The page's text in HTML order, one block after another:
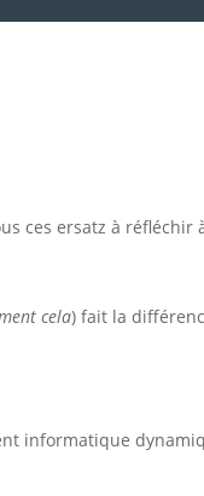
ces ersatz à réfléchir
cela) fait la
informatique